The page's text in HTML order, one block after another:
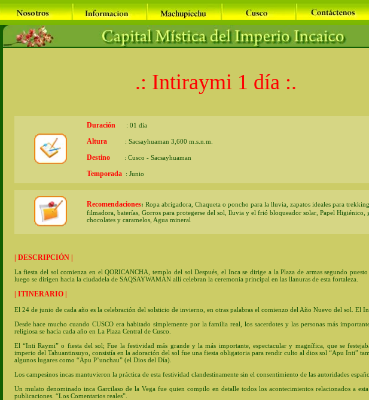
.: Intiraymi 1 día :.
Duración : 01 día
Altura : Sacsayhuaman 3,600 m.s.n.m.
Destino : Cusco - Sacsayhuaman
Temporada : Junio
Recomendaciones: Ropa abrigadora, Chaqueta o poncho para la lluvia, zapatos ideales para
filmadora, baterías, Gorros para protegerse del sol, lluvia y el frió bloqueador solar, Papel Higiénico,
chocolates y caramelos, Agua mineral
| DESCRIPCIÓN |
La fiesta del sol comienza en el QORICANCHA, templo del sol Después, el Inca se dirige a la Plaza de armas segundo
luego se dirigen hacia la ciudadela de SAQSAYWAMAN allí celebran la ceremonia principal en las llanuras de esta fortaleza.
| ITINERARIO |
El 24 de junio de cada año es la celebración del solsticio de invierno, en otras palabras el comienzo del Año Nuevo del sol. El
Desde hace mucho cuando CUSCO era habitado simplemente por la familia real, los sacerdotes y las personas más
religiosa se hacía cada año en La Plaza Central de Cusco.
El “Inti Raymi” o fiesta del sol; Fue la festividad más grande y la más importante, espectacular y magnífica, que se
imperio del Tahuantinsuyo, consistía en la adoración del sol fue una fiesta obligatoria para rendir culto al dios sol “Apu Inti”
algunos lugares como “Apu P’unchau” (el Dios del Día).
Los campesinos incas mantuvieron la práctica de esta festividad clandestinamente sin el consentimiento de las autoridades
Un mulato denominado inca Garcilaso de la Vega fue quien compilo en detalle todos los acontecimientos relacionados a
publicaciones. “Los Comentarios reales”.